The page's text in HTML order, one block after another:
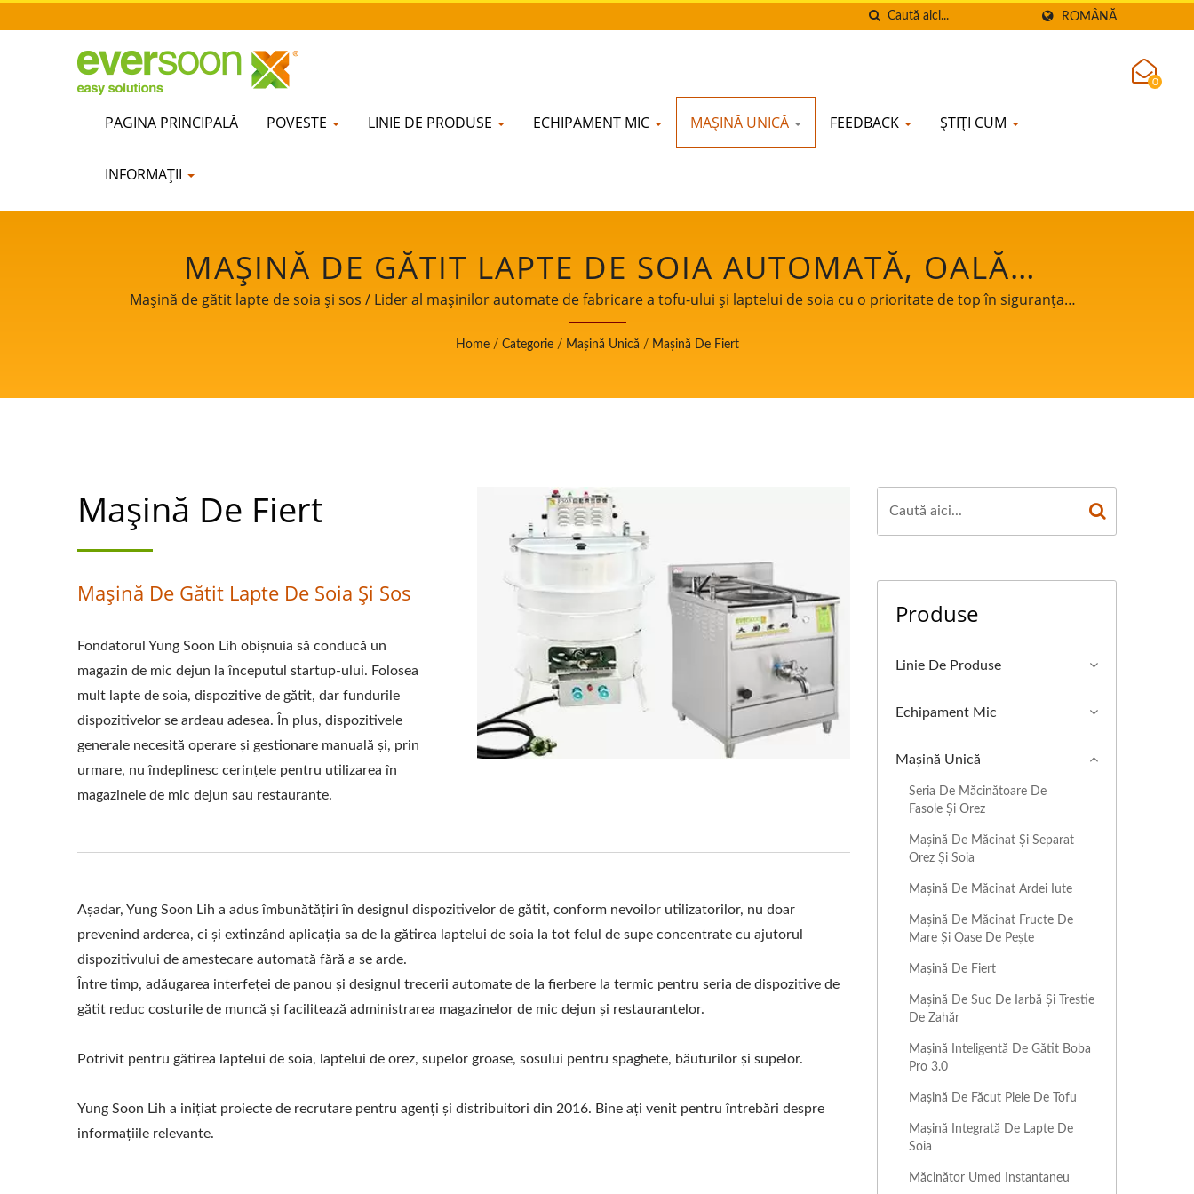
ROMÂNĂ
PAGINA PRINCIPALĂ POVESTE LINIE DE PRODUSE ECHIPAMENT MIC MAȘINĂ UNICĂ FEEDBACK ȘTIȚI CUM
INFORMAȚII
0
MAȘINĂ DE GĂTIT LAPTE DE SOIA AUTOMATĂ, OALĂ
INTELIGENTĂ, APARAT DE GĂTIT LAPTE DE SOIA, APARAT DE
GĂTIT COMERCIAL, MAȘINĂ DE GĂTIT COMERCIALĂ, MAȘINĂ
DE GĂTIT LAPTE DE SOIA, MAȘINĂ DE GĂTIT LAPTE DE SOIA,
ȘI LAPTELUI DE SOIA CU O PRIORITATE DE TOP ÎN SIGURANȚA
ALIMENTELOR.
Mașină de gătit lapte de soia și sos / Lider al mașinilor automate de fabricare a tofu-ului și laptelui de soia cu o prioritate de top în siguranța
alimentelor.
Home / Categorie / Mașină Unică / Mașină De Fiert
Mașină De Fiert
Mașină De Gătit Lapte De Soia Și Sos
Fondatorul Yung Soon Lih obișnuia să conducă un
magazin de mic dejun la începutul startup-ului. Folosea
mult lapte de soia, dispozitive de gătit, dar fundurile
dispozitivelor se ardeau adesea. În plus, dispozitivele
generale necesită operare și gestionare manuală și, prin
urmare, nu îndeplinesc cerințele pentru utilizarea în
magazinele de mic dejun sau restaurante.
Așadar, Yung Soon Lih a adus îmbunătățiri în designul dispozitivelor de gătit, conform nevoilor utilizatorilor, nu doar
prevenind arderea, ci și extinzând aplicația sa de la gătirea laptelui de soia la tot felul de supe concentrate cu ajutorul
dispozitivului de amestecare automată fără a se arde.
Între timp, adăugarea interfeței de panou și designul trecerii automate de la fierbere la termic pentru seria de dispozitive de
gătit reduc costurile de muncă și facilitează administrarea magazinelor de mic dejun și restaurantelor.
Potrivit pentru gătirea laptelui de soia, laptelui de orez, supelor groase, sosului pentru spaghete, băuturilor și supelor.
Yung Soon Lih a inițiat proiecte de recrutare pentru agenți și distribuitori din 2016. Bine ați venit pentru întrebări despre
informațiile relevante.
Produse
Linie De Produse
Echipament Mic
Mașină Unică
Seria De Măcinătoare De
Fasole Și Orez
Mașină De Măcinat Și Separat
Orez Și Soia
Mașină De Măcinat Ardei Iute
Mașină De Măcinat Fructe De
Mare Și Oase De Pește
Mașină De Fiert
Mașină De Suc De Iarbă Și Trestie
De Zahăr
Mașină Inteligentă De Gătit Boba
Pro 3.0
Mașină De Făcut Piele De Tofu
Mașină Integrată De Lapte De
Soia
Măcinător Umed Instantaneu